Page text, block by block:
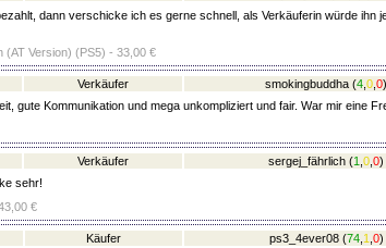
dann verschicke ich es gerne schnell, als Verkäuferin würde ihn
(AT Version) (PS5) - 33,00 €
Verkäufer smokingbuddha (4 0 0)
gute Kommunikation und mega unkompliziert und fair. War mir eine
Verkäufer sergej_fährlich (1 0 0)
sehr!
€
Käufer ps3_4ever08 (74, 1 0)